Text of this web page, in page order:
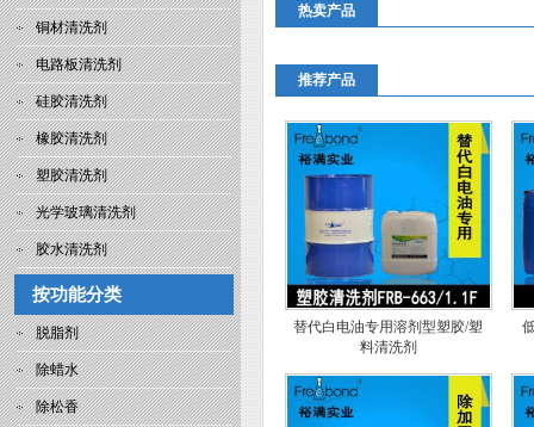
铜材清洗剂
电路板清洗剂
硅胶清洗剂
橡胶清洗剂
塑胶清洗剂
光学玻璃清洗剂
胶水清洗剂
按功能分类
脱脂剂
除蜡水
除松香
热卖产品
推荐产品
替代白电油专用溶剂型塑胶/塑
料清洗剂